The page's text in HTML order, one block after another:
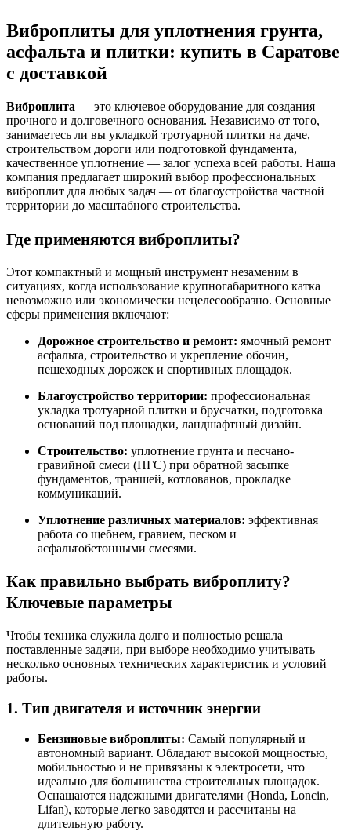
Виброплиты для уплотнения грунта,
асфальта и плитки: купить в Саратове
с доставкой
Виброплита — это ключевое оборудование для создания
прочного и долговечного основания. Независимо от того,
занимаетесь ли вы укладкой тротуарной плитки на даче,
строительством дороги или подготовкой фундамента,
качественное уплотнение — залог успеха всей работы. Наша
компания предлагает широкий выбор профессиональных
виброплит для любых задач — от благоустройства частной
территории до масштабного строительства.
Где применяются виброплиты?
Этот компактный и мощный инструмент незаменим в
ситуациях, когда использование крупногабаритного катка
невозможно или экономически нецелесообразно. Основные
сферы применения включают:
Дорожное строительство и ремонт: ямочный ремонт
асфальта, строительство и укрепление обочин,
пешеходных дорожек и спортивных площадок.
Благоустройство территории: профессиональная
укладка тротуарной плитки и брусчатки, подготовка
оснований под площадки, ландшафтный дизайн.
Строительство: уплотнение грунта и песчано-
гравийной смеси (ПГС) при обратной засыпке
фундаментов, траншей, котлованов, прокладке
коммуникаций.
Уплотнение различных материалов: эффективная
работа со щебнем, гравием, песком и
асфальтобетонными смесями.
Как правильно выбрать виброплиту?
Ключевые параметры
Чтобы техника служила долго и полностью решала
поставленные задачи, при выборе необходимо учитывать
несколько основных технических характеристик и условий
работы.
1. Тип двигателя и источник энергии
Бензиновые виброплиты: Самый популярный и
автономный вариант. Обладают высокой мощностью,
мобильностью и не привязаны к электросети, что
идеально для большинства строительных площадок.
Оснащаются надежными двигателями (Honda, Loncin,
Lifan), которые легко заводятся и рассчитаны на
длительную работу.